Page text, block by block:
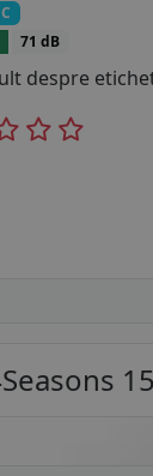
C
71 dB
despre